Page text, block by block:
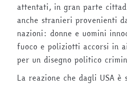
attentati, in gran parte
anche stranieri provenienti
nazioni: donne e uomini
fuoco e poliziotti accorsi in
per un disegno politico
La reazione che dagli USA è